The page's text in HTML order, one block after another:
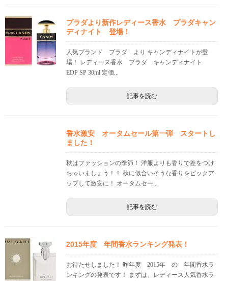
プラダより新作レディース香水 プラダキャン
ディナイト 登場！
人気ブランド プラダ より キャンディナイトが登
場！ レディース香水 プラダ キャンディナイト
EDP SP 30ml 定価...
記事を読む
香水激安 オータムセール第一弾 スタートし
ました！
秋はファッションの季節！ 洋服よりも香りで差をつけ
ちゃいましょう！！ 秋に似合いそうな香りをピックア
ップして激安に！ オータムセー...
記事を読む
2015年度 年間香水ランキング発表！
お待たせしました！ 昨年度 2015年 の 年間香水ラ
ンキングの発表です！ まずは、レディース人気香水ラ